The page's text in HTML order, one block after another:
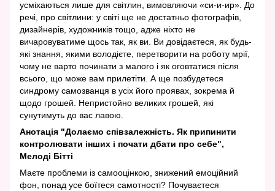
усміхаються лише для світлин, вимовляючи «си-и-ир». До
речі, про світлини: у світі ще не достатньо фотографів,
дизайнерів, художників тощо, адже ніхто не
вичаровуватиме щось так, як ви. Ви довідаєтеся, як будь-
які знання, якими володієте, перетворити на роботу мрії,
чому не варто починати з малого і як оговтатися після
всього, що може вам прилетіти. А ще позбудетеся
синдрому самозванця в усіх його проявах, зокрема й
щодо грошей. Непристойно великих грошей, які
сунутимуть до вас лавою.
Анотація "Долаємо співзалежність. Як припинити
контролювати інших і почати дбати про себе",
Мелоді Бітті
Маєте проблеми із самооцінкою, знижений емоційний
фон, понад усе боїтеся самотності? Почуваєтеся